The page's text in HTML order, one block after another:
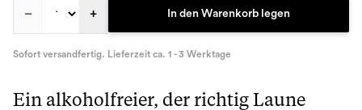
– + In den Warenkorb legen
Sofort versandfertig. Lieferzeit ca. 1 - 3 Werktage
Ein alkoholfreier, der richtig Laune